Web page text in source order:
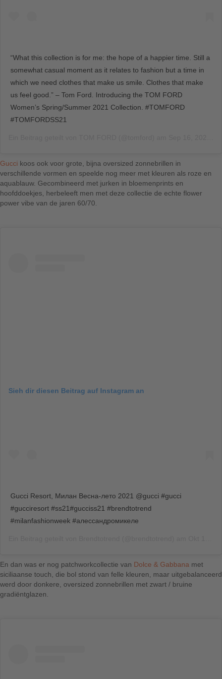
“What this collection is for me: the hope of a happier time. Still a
somewhat casual moment as it relates to fashion but a time in
which we need clothes that make us smile. Clothes that make
us feel good.” – Tom Ford. Introducing the TOM FORD
Women’s Spring/Summer 2021 Collection. #TOMFORD
#TOMFORDSS21
Gucci koos ook voor grote, bijna oversized zonnebrillen in
verschillende vormen en speelde nog meer met kleuren als roze en
aquablauw. Gecombineerd met jurken in bloemenprints en
hoofddoekjes, herbeleeft men met deze collectie de echte flower
power vibe van de jaren 60/70.
Sieh dir diesen Beitrag auf Instagram an
Gucci Resort, Милан Весна-лето 2021 @gucci #gucci
#gucciresort #ss21#gucciss21 #brendtotrend
#milanfashionweek #алессандромикеле
En dan was er nog patchworkcollectie van Dolce & Gabbana met
siciliaanse touch, die bol stond van felle kleuren, maar uitgebalanceerd
werd door donkere, oversized zonnebrillen met zwart / bruine
gradiëntglazen.